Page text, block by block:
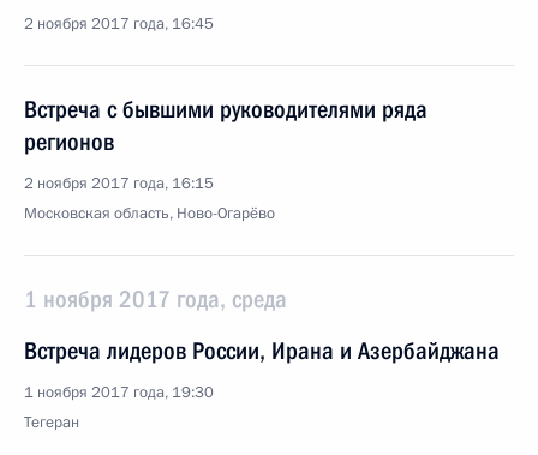
2 ноября 2017 года, 16:45
Встреча с бывшими руководителями ряда
регионов
2 ноября 2017 года, 16:15
Московская область, Ново-Огарёво
1 ноября 2017 года, среда
Встреча лидеров России, Ирана и Азербайджана
1 ноября 2017 года, 19:30
Тегеран